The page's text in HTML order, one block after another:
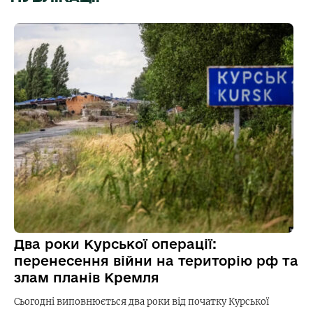
Два роки Курської операції:
перенесення війни на територію рф та
злам планів Кремля
Сьогодні виповнюється два роки від початку Курської